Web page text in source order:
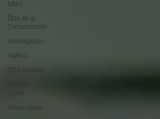
futuro
Ética de la
Comunicación
Investigación
H&NhCL
Observatorio